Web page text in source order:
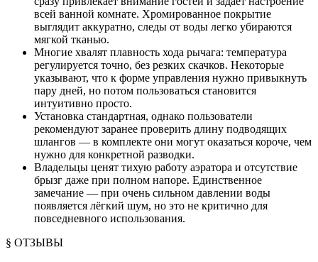
всей ванной комнате. Хромированное покрытие
выглядит аккуратно, следы от воды легко убираются
мягкой тканью.
Многие хвалят плавность хода рычага: температура
регулируется точно, без резких скачков. Некоторые
указывают, что к форме управления нужно привыкнуть
пару дней, но потом пользоваться становится
интуитивно просто.
Установка стандартная, однако пользователи
рекомендуют заранее проверить длину подводящих
шлангов — в комплекте они могут оказаться короче, чем
нужно для конкретной разводки.
Владельцы ценят тихую работу аэратора и отсутствие
брызг даже при полном напоре. Единственное
замечание — при очень сильном давлении воды
появляется лёгкий шум, но это не критично для
повседневного использования.
§ ОТЗЫВЫ